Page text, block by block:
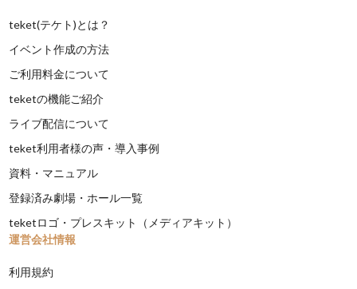
teket(テケト)とは？
イベント作成の方法
ご利用料金について
teketの機能ご紹介
ライブ配信について
teket利用者様の声・導入事例
資料・マニュアル
登録済み劇場・ホール一覧
teketロゴ・プレスキット（メディアキット）
運営会社情報
利用規約